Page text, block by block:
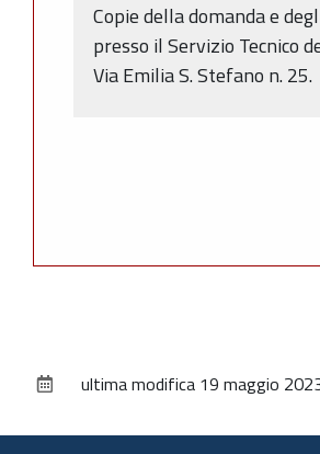
Copie della domanda e
presso il Servizio Tecnico
Via Emilia S. Stefano n. 25.
documentoultima modifica 19 maggio